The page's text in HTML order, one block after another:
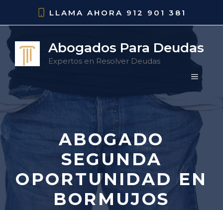
contenido
LLAMA AHORA 912 901 381
Abogados Para Deudas
Expertos en Resolver Deudas
MENÚ
ABOGADO
SEGUNDA
OPORTUNIDAD EN
BORMUJOS